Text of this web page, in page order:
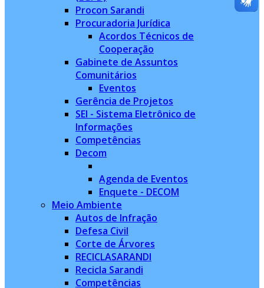
Procon Sarandi
Procuradoria Jurídica
Acordos Técnicos de
Cooperação
Gabinete de Assuntos
Comunitários
Eventos
Gerência de Projetos
SEI - Sistema Eletrônico de
Informações
Competências
Decom
Agenda de Eventos
Enquete - DECOM
Meio Ambiente
Autos de Infração
Defesa Civil
Corte de Árvores
RECICLASARANDI
Recicla Sarandi
Competências